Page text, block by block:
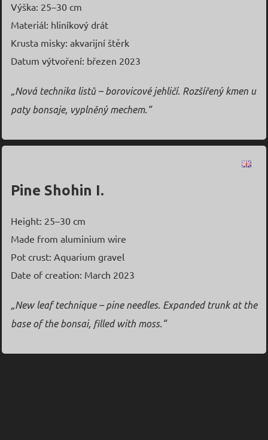
Výška: 25–30 cm
Materiál: hliníkový drát
Krusta misky: akvarijní štěrk
Datum výtvoření: březen 2023
„Nová technika listů – borovicové jehličí. Rozšířený kmen u
paty bonsaje, vyplněný mechem.“
Pine Shohin I.
Height: 25–30 cm
Made from aluminium wire
Pot crust: Aquarium gravel
Date of creation: March 2023
„New leaf technique – pine needles. Expanded trunk at the
base of the bonsai, filled with moss.“